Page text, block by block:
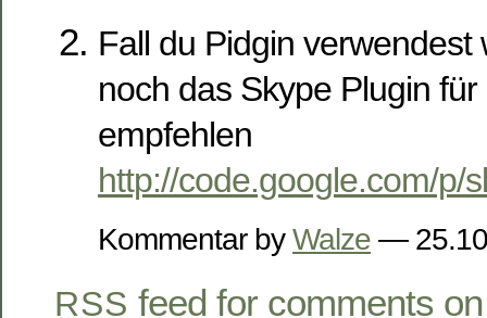
Fall du Pidgin verwendest
noch das Skype Plugin
empfehlen
http://code.google.com/p/
Kommentar byWalze —
RSS feed for comments